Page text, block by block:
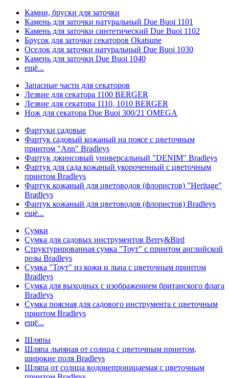
Камни, бруски для заточки
Камень для заточки натуральный Due Buoi 1101
Камень для заточки синтетический Due Buoi 1102
Брусок для заточки секаторов Okatsune
Оселок для заточки натуральный Due Buoi 1030
Камень для заточки Due Buoi 1040
ещё...
Запасные части для секаторов
Лезвие для секатора 1100 BERGER
Лезвие для секатора 1110, 1010 BERGER
Нож для секатора Due Buoi 300/21 OMEGA
Фартуки садовые
Фартук садовый кожаный на поясе с цветочным
принтом "Ann" Bradleys
Фартук джинсовый универсальный "DENIM" Bradleys
Фартук для сада кожаный укороченный с цветочным
принтом Bradleys
Фартук кожаный для цветоводов (флористов) "Heritage"
Bradleys
Фартук кожаный для цветоводов (флористов) Bradleys
ещё...
Сумки
Сумка для садовых инструментов Berry&Bird
Структурированная сумка "Тоут" с принтом английской
розы Bradleys
Сумка "Тоут" из кожи и льна с цветочным принтом
Bradleys
Сумка для выходных с изображением британского флага
Bradleys
Сумка поясная для садового инструмента с цветочным
принтом Bradleys
ещё...
Шляпы
Шляпа льняная от солнца с цветочным принтом,
широкие поля Bradleys
Шляпа от солнца водонепроницаемая с цветочным